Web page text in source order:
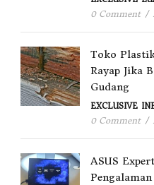
0 Comment /
Toko
Rayap Jika
Gudang
EXCLUSIVE
0 Comment /
ASUS